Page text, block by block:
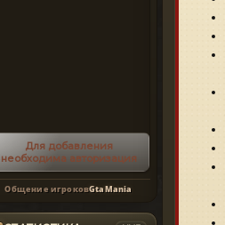
Для добавления
необходима авторизация
Общение игроковGtaMania